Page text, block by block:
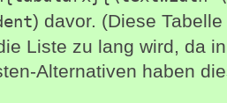
) davor. (Diese
Liste zu lang wird, da
Alternativen haben